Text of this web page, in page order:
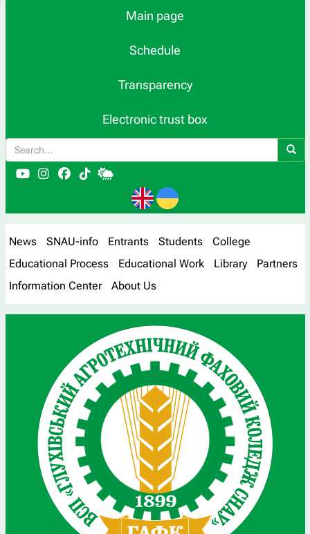
Main page
Schedule
Transparency
Electronic trust box
News SNAU-info Entrants Students
College
Educational Process
Educational Work Library
Partners
Information Center
About Us